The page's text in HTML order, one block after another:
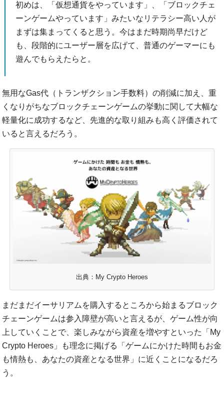
初めは、「仮想通貨をやっています」、「ブロックチェ
ーンゲームやっています」みたいなリテラシー高い人が
まずは集まってくると思う。今はまだ時期尚早だけど
も、段階的にユーザー層を広げて、普通のゲーマーにも
遊んでもらえたらと。
無用なGas代（トランザクション手数料）の削減に加え、重
くなりがちなブロックチェーンゲームの挙動に関して大幅な
軽量化に成功するなど、先進的な取り組みも高く評価されて
いると言えるだろう。
出典：My Crypto Heroes
まだまだイーサリアムを購入するところから始まるブロック
チェーンゲームは参入障壁が高いと言えるが、ゲーム性が向
上していくことで、楽しみながら資産を増やすといった「My
Crypto Heroes」も理念に掲げる「ゲームにかけた時間もお金
も情熱も、あなたの資産となる世界」に近くことになるだろ
う。